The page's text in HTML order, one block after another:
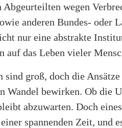
wegen
anderen Bundes- oder
nur eine abstrakte
auf das Leben vieler
sind groß, doch die
Wandel bewirken. Ob die
abzuwarten. Doch
spannenden Zeit, und